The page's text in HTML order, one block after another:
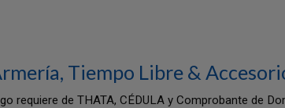
Tiempo Libre &
requiere de THATA, CÉDULA y Comprobante de